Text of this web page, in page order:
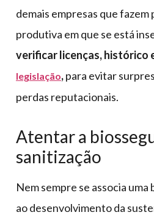
demais empresas que fazem
produtiva em que se está
verificar licenças, histórico
legislação,para evitar
perdas reputacionais.
Atentar a
sanitização
Nem sempre se associa
ao desenvolvimento da